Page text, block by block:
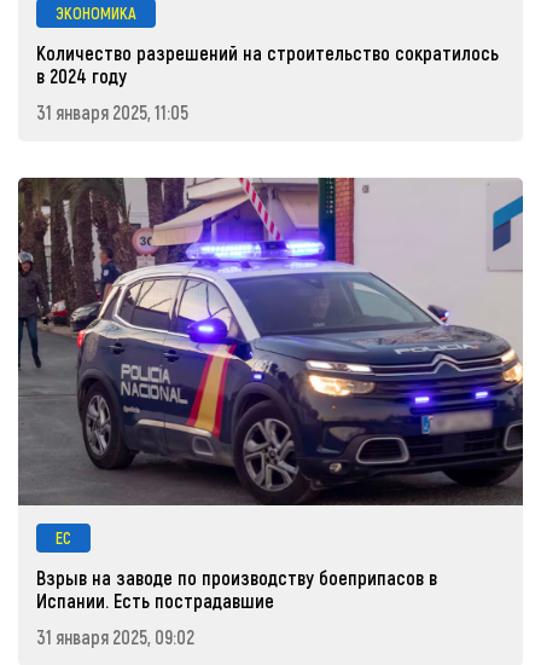
ЭКОНОМИКА
Количество разрешений на строительство сократилось
в 2024 году
31 января 2025, 11:05
ЕС
Взрыв на заводе по производству боеприпасов в
Испании. Есть пострадавшие
31 января 2025, 09:02